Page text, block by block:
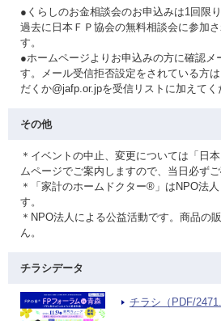
●くらしのお金相談会のお申込みは1回限り
過去に日本ＦＰ協会の無料相談会に参加
す。
●ホームページよりお申込みの方に確認メ
す。メール受信拒否設定をされている方
だくか@jafp.or.jpを受信リストに加えてく
その他
＊イベントの中止、変更については「日
ムページでご案内しますので、当日必ずご
＊「家計のホームドクター®」はNPO法
す。
＊NPO法人による公益活動です。商品の
ん。
チラシデータ
チラシ（PDF/